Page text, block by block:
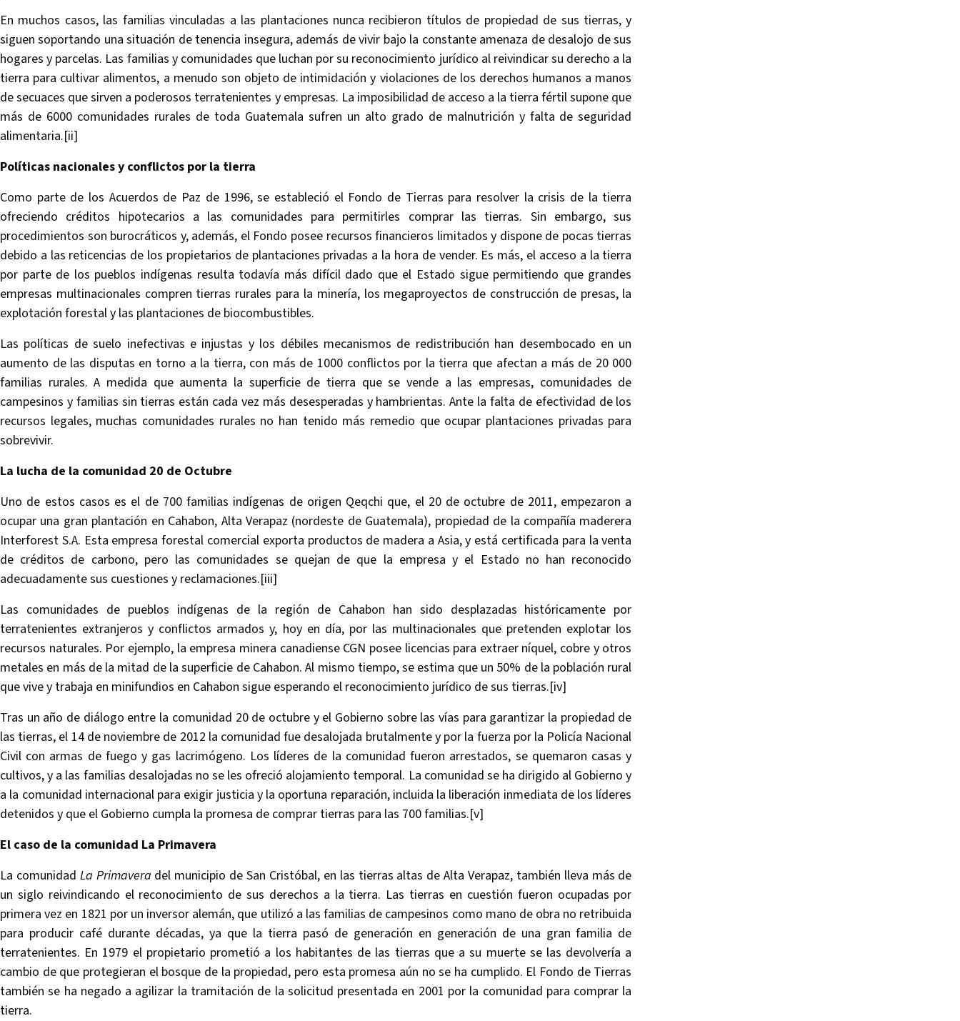
En muchos casos, las familias vinculadas a las plantaciones nunca recibieron títulos de propiedad de sus tierras, y
siguen soportando una situación de tenencia insegura, además de vivir bajo la constante amenaza de desalojo de sus
hogares y parcelas. Las familias y comunidades que luchan por su reconocimiento jurídico al reivindicar su derecho a la
tierra para cultivar alimentos, a menudo son objeto de intimidación y violaciones de los derechos humanos a manos
de secuaces que sirven a poderosos terratenientes y empresas. La imposibilidad de acceso a la tierra fértil supone que
más de 6000 comunidades rurales de toda Guatemala sufren un alto grado de malnutrición y falta de seguridad
alimentaria.[ii]
Políticas nacionales y conflictos por la tierra
Como parte de los Acuerdos de Paz de 1996, se estableció el Fondo de Tierras para resolver la crisis de la tierra
ofreciendo créditos hipotecarios a las comunidades para permitirles comprar las tierras. Sin embargo, sus
procedimientos son burocráticos y, además, el Fondo posee recursos financieros limitados y dispone de pocas tierras
debido a las reticencias de los propietarios de plantaciones privadas a la hora de vender. Es más, el acceso a la tierra
por parte de los pueblos indígenas resulta todavía más difícil dado que el Estado sigue permitiendo que grandes
empresas multinacionales compren tierras rurales para la minería, los megaproyectos de construcción de presas, la
explotación forestal y las plantaciones de biocombustibles.
Las políticas de suelo inefectivas e injustas y los débiles mecanismos de redistribución han desembocado en un
aumento de las disputas en torno a la tierra, con más de 1000 conflictos por la tierra que afectan a más de 20 000
familias rurales. A medida que aumenta la superficie de tierra que se vende a las empresas, comunidades de
campesinos y familias sin tierras están cada vez más desesperadas y hambrientas. Ante la falta de efectividad de los
recursos legales, muchas comunidades rurales no han tenido más remedio que ocupar plantaciones privadas para
sobrevivir.
La lucha de la comunidad 20 de Octubre
Uno de estos casos es el de 700 familias indígenas de origen Qeqchi que, el 20 de octubre de 2011, empezaron a
ocupar una gran plantación en Cahabon, Alta Verapaz (nordeste de Guatemala), propiedad de la compañía maderera
Interforest S.A. Esta empresa forestal comercial exporta productos de madera a Asia, y está certificada para la venta
de créditos de carbono, pero las comunidades se quejan de que la empresa y el Estado no han reconocido
adecuadamente sus cuestiones y reclamaciones.[iii]
Las comunidades de pueblos indígenas de la región de Cahabon han sido desplazadas históricamente por
terratenientes extranjeros y conflictos armados y, hoy en día, por las multinacionales que pretenden explotar los
recursos naturales. Por ejemplo, la empresa minera canadiense CGN posee licencias para extraer níquel, cobre y otros
metales en más de la mitad de la superficie de Cahabon. Al mismo tiempo, se estima que un 50% de la población rural
que vive y trabaja en minifundios en Cahabon sigue esperando el reconocimiento jurídico de sus tierras.[iv]
Tras un año de diálogo entre la comunidad 20 de octubre y el Gobierno sobre las vías para garantizar la propiedad de
las tierras, el 14 de noviembre de 2012 la comunidad fue desalojada brutalmente y por la fuerza por la Policía Nacional
Civil con armas de fuego y gas lacrimógeno. Los líderes de la comunidad fueron arrestados, se quemaron casas y
cultivos, y a las familias desalojadas no se les ofreció alojamiento temporal. La comunidad se ha dirigido al Gobierno y
a la comunidad internacional para exigir justicia y la oportuna reparación, incluida la liberación inmediata de los líderes
detenidos y que el Gobierno cumpla la promesa de comprar tierras para las 700 familias.[v]
El caso de la comunidad La Primavera
La comunidad La Primavera del municipio de San Cristóbal, en las tierras altas de Alta Verapaz, también lleva más de
un siglo reivindicando el reconocimiento de sus derechos a la tierra. Las tierras en cuestión fueron ocupadas por
primera vez en 1821 por un inversor alemán, que utilizó a las familias de campesinos como mano de obra no retribuida
para producir café durante décadas, ya que la tierra pasó de generación en generación de una gran familia de
terratenientes. En 1979 el propietario prometió a los habitantes de las tierras que a su muerte se las devolvería a
cambio de que protegieran el bosque de la propiedad, pero esta promesa aún no se ha cumplido. El Fondo de Tierras
también se ha negado a agilizar la tramitación de la solicitud presentada en 2001 por la comunidad para comprar la
tierra.